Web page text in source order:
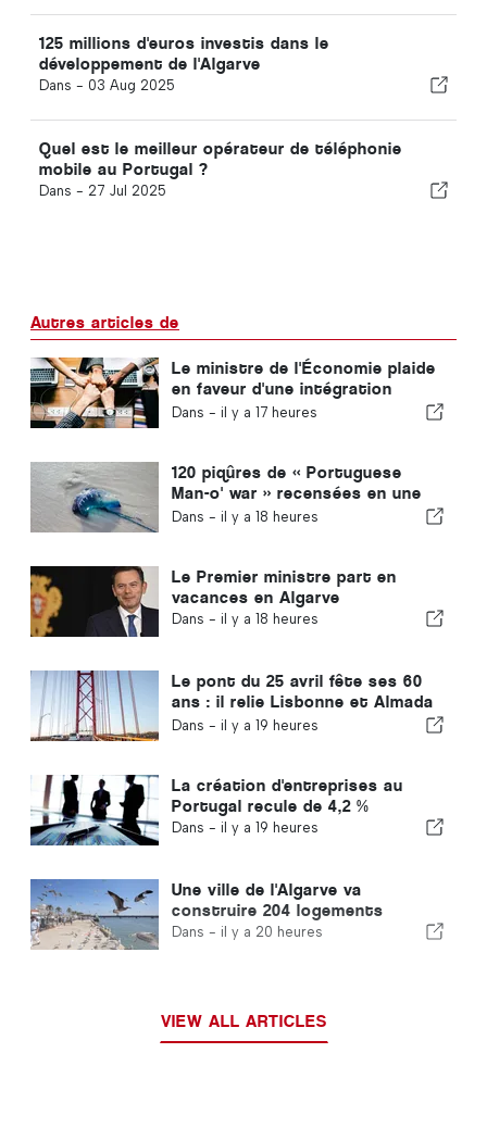
125 millions d'euros investis dans le
développement de l'Algarve
Dans - 03 Aug 2025
Quel est le meilleur opérateur de téléphonie
mobile au Portugal ?
Dans - 27 Jul 2025
Autres articles de
Le ministre de l'Économie plaide
en faveur d'une intégration
encadrée et garantit une
Dans - il y a 17 heures
120 piqûres de « Portuguese
Man-o' war » recensées en une
seule journée
Dans - il y a 18 heures
Le Premier ministre part en
vacances en Algarve
Dans - il y a 18 heures
Le pont du 25 avril fête ses 60
ans : il relie Lisbonne et Almada
depuis tout ce temps
Dans - il y a 19 heures
La création d'entreprises au
Portugal recule de 4,2 %
Dans - il y a 19 heures
Une ville de l'Algarve va
construire 204 logements
Dans - il y a 20 heures
VIEW ALL ARTICLES